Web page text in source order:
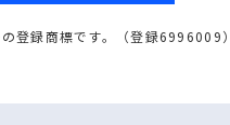
登録商標です。（登録6996009）